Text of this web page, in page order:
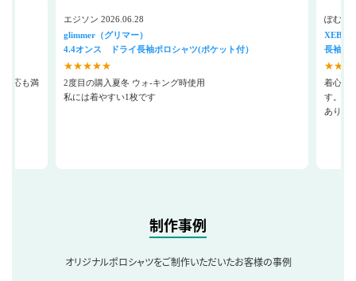
対応も満
エジソン 2026.06.28
glimmer（グリマー）
4.4オンス ドライ長袖ポロシャツ(ポケット付）
★★★★★
2度目の購入夏冬 ウォ-キング時使用
私には着やすい1枚です
ぽむ
XEBEC
長袖ポ
着心地
す。
ありが
制作事例
オリジナルポロシャツをご制作いただいたお客様の事例